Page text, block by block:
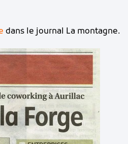
dans le journal La montagne.